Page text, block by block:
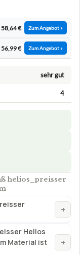
58,64 € Zum Angebot »
56,99 € Zum Angebot »
sehr gut
4
helios_preisser
+
Helios
Material ist
+